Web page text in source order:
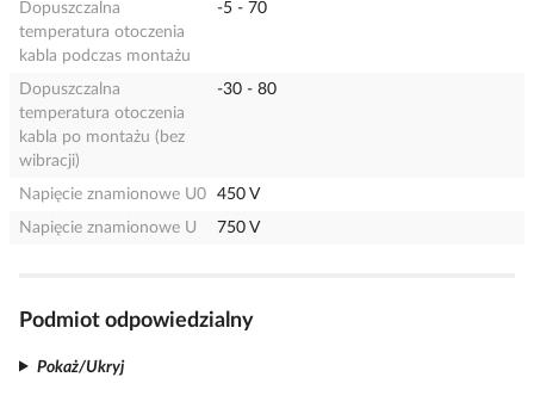
Dopuszczalna
temperatura otoczenia
kabla podczas montażu
-5 - 70
Dopuszczalna
temperatura otoczenia
kabla po montażu (bez
wibracji)
-30 - 80
Napięcie znamionowe U0
450 V
Napięcie znamionowe U
750 V
Podmiot odpowiedzialny
Pokaż/Ukryj